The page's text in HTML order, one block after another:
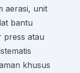
aerasi, unit
bantu
press atau
khusus